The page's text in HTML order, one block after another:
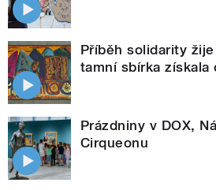
Příběh solidarity
tamní sbírka získala
Prázdniny v DOX,
Cirqueonu